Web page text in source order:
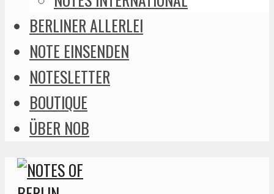
BERLINER ALLERLEI
NOTE EINSENDEN
NOTESLETTER
BOUTIQUE
ÜBER NOB